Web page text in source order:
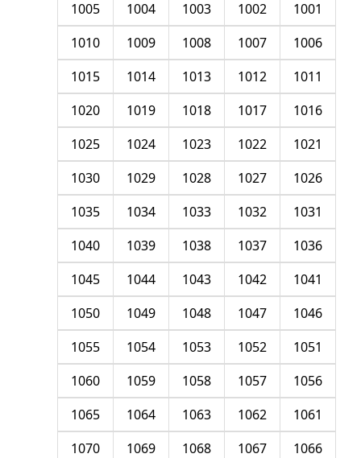
1001
1002
1003
1004
1005
1006
1007
1008
1009
1010
1011
1012
1013
1014
1015
1016
1017
1018
1019
1020
1021
1022
1023
1024
1025
1026
1027
1028
1029
1030
1031
1032
1033
1034
1035
1036
1037
1038
1039
1040
1041
1042
1043
1044
1045
1046
1047
1048
1049
1050
1051
1052
1053
1054
1055
1056
1057
1058
1059
1060
1061
1062
1063
1064
1065
1066
1067
1068
1069
1070